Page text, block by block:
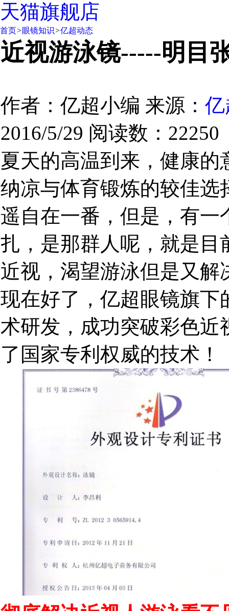
天猫旗舰店
首页>眼镜知识>亿超动态
近视游泳镜-----明目
作者：亿超小编 来源：
2016/5/29 阅读数：22250
夏天的高温到来，健康
纳凉与体育锻炼的较佳
遥自在一番，但是，有
扎，是那群人呢，就是
近视，渴望游泳但是又解
现在好了，亿超眼镜旗下
术研发，成功突破彩色
了国家专利权威的技术！